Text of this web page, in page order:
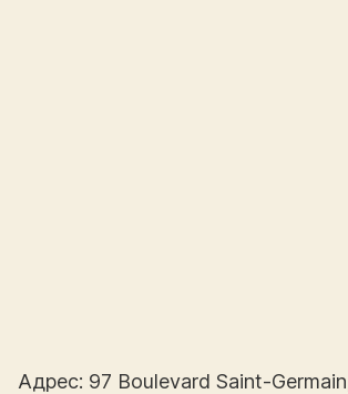
Адрес: 97 Boulevard Saint-